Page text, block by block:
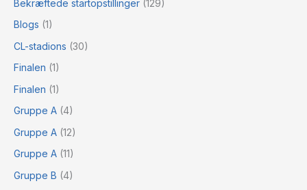
Bekræftede startopstillinger (129)
Blogs (1)
CL-stadions (30)
Finalen (1)
Finalen (1)
Gruppe A (4)
Gruppe A (12)
Gruppe A (11)
Gruppe B (4)